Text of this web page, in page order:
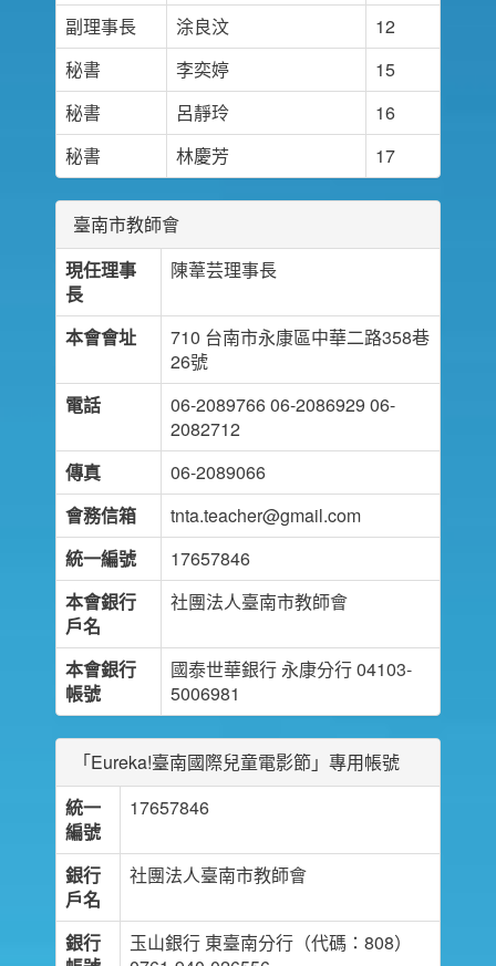
副理事長
涂良汶
12
秘書
李奕婷
15
秘書
呂靜玲
16
秘書
林慶芳 17
臺南市教師會
現任理事
長
陳葦芸理事長
本會會址
710 台南市永康區中華二路358巷
26號
電話
06-2089766 06-2086929 06-
2082712
傳真
06-2089066
會務信箱
tnta.teacher@gmail.com
統一編號
17657846
本會銀行
戶名
社團法人臺南市教師會
本會銀行
帳號
國泰世華銀行 永康分行 04103-
5006981
「Eureka!臺南國際兒童電影節」專用帳號
統一
編號
17657846
銀行
戶名
社團法人臺南市教師會
銀行
玉山銀行 東臺南分行（代碼：808）